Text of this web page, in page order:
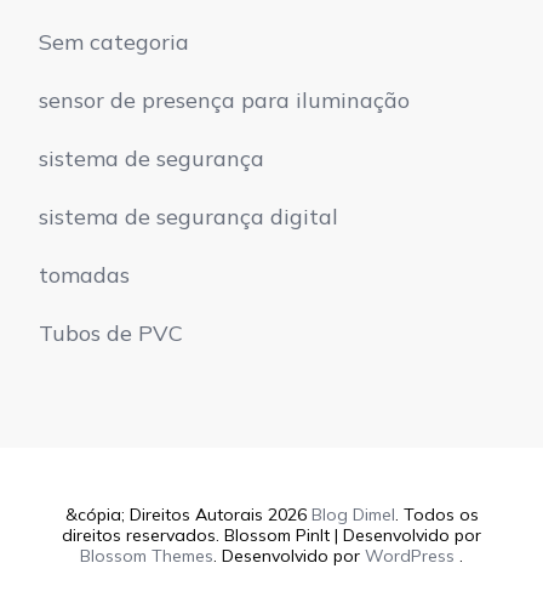
Sem categoria
sensor de presença para iluminação
sistema de segurança
sistema de segurança digital
tomadas
Tubos de PVC
&cópia; Direitos Autorais 2026 Blog Dimel. Todos os
direitos reservados. Blossom PinIt | Desenvolvido por
Blossom Themes. Desenvolvido por WordPress .